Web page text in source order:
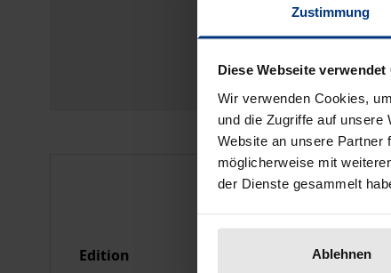
Zustimmung
Diese Webseite verwendet
Wir verwenden Cookies,
und die Zugriffe auf unsere
Website an unsere Partner
möglicherweise mit
der Dienste gesammelt
Ablehnen
Bibliographical data
Edition